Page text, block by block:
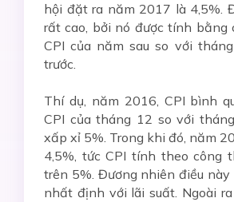
hội đặt ra năm 2017 là 4,5%.
rất cao, bởi nó được tính bằng
CPI của năm sau so với
trước.
Thí dụ, năm 2016, CPI bình
CPI của tháng 12 so với
xấp xỉ 5%. Trong khi đó, năm
4,5%, tức CPI tính theo công
trên 5%. Đương nhiên điều này
nhất định với lãi suất. Ngoài